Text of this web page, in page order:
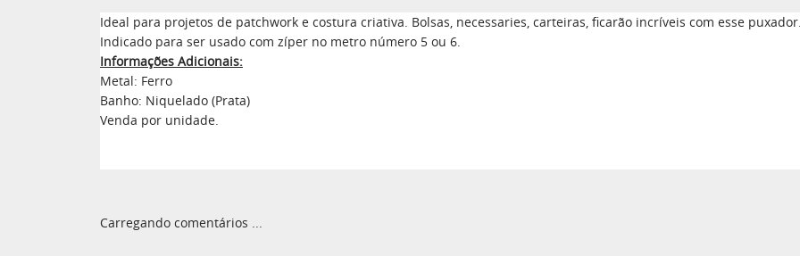
Ideal para projetos de patchwork e costura criativa. Bolsas, necessaries, carteiras, ficarão incríveis com esse
Indicado para ser usado com zíper no metro número 5 ou 6.
Informações Adicionais:
Metal: Ferro
Banho: Niquelado (Prata)
Venda por unidade.
Carregando comentários ...